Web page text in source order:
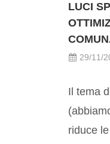
LUCI
29/11/
Il tema
riduce